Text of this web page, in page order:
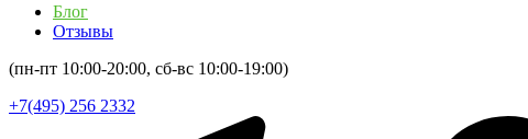
Блог
Отзывы
(пн-пт 10:00-20:00, сб-вс 10:00-19:00)
+7(495) 256 2332